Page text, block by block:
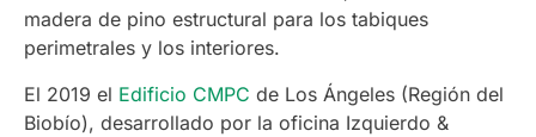
madera de pino estructural para los tabiques
perimetrales y los interiores.
El 2019 el Edificio CMPC de Los Ángeles (Región del
Biobío), desarrollado por la oficina Izquierdo &